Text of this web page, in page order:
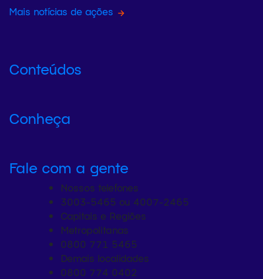
Mais notícias de ações
Conteúdos
Conheça
Fale com a gente
Nossos telefones
3003-5465 ou 4007-2465
Capitais e Regiões
Metropolitanas
0800 771 5465
Demais localidades
0800 774 0402